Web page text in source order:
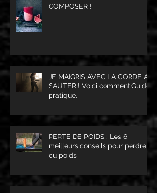
COMPOSER !
JE MAIGRIS AVEC LA CORDE A
SAUTER ! Voici comment.Guide
pratique.
PERTE DE POIDS : Les 6
meilleurs conseils pour perdre
du poids